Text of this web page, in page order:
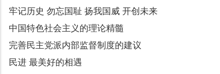
牢记历史 勿忘国耻 扬我国威 开创未来
中国特色社会主义的理论精髓
完善民主党派内部监督制度的建议
民进 最美好的相遇